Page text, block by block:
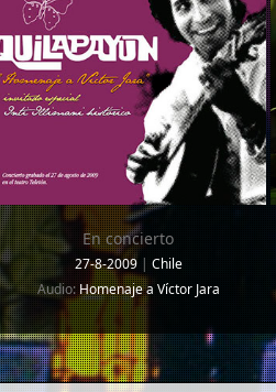
En concierto
27-8-2009 | Chile
Audio:Homenaje a Víctor Jara